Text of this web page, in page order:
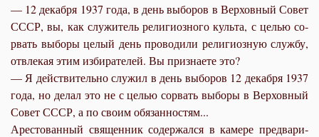
— 12 де­каб­ря 1937 го­да, в день вы­бо­ров в Вер­хов­ный Со­вет
СССР, вы, как слу­жи­тель ре­ли­ги­оз­но­го куль­та, с це­лью со­
рвать вы­бо­ры це­лый день про­во­ди­ли ре­ли­ги­оз­ную служ­бу,
от­вле­кая этим из­би­ра­те­лей. Вы при­зна­е­те это?
— Я дей­стви­тель­но слу­жил в день вы­бо­ров 12 де­каб­ря 1937
го­да, но де­лал это не с це­лью со­рвать вы­бо­ры в Вер­хов­ный
Со­вет СССР, а по сво­им обя­зан­но­стям...
Аре­сто­ван­ный свя­щен­ник со­дер­жал­ся в ка­ме­ре пред­ва­ри­